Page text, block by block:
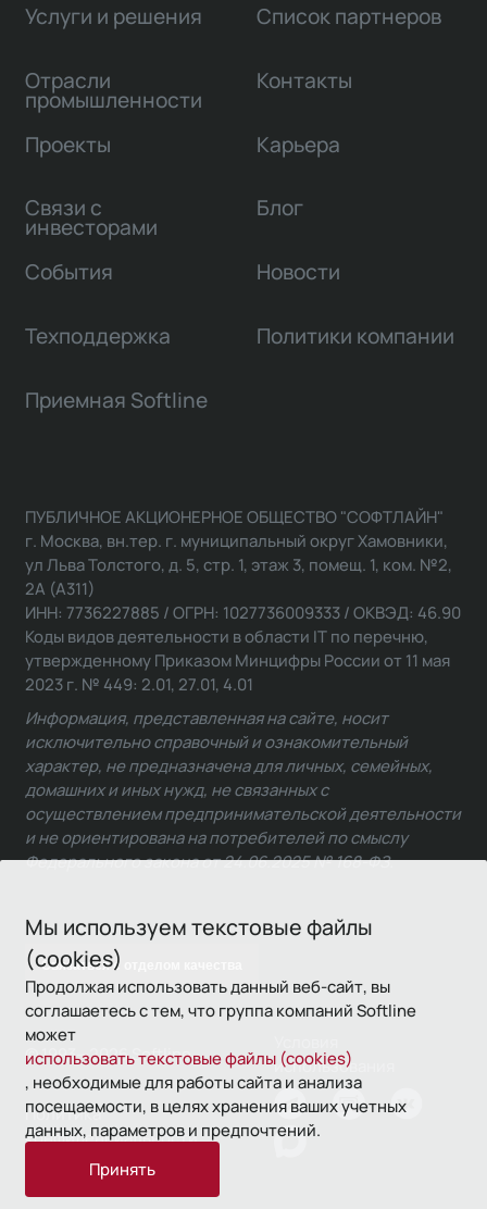
Мы используем текстовые файлы
(cookies)
Продолжая использовать данный веб-сайт, вы
соглашаетесь с тем, что группа компаний Softline
может
использовать текстовые файлы (cookies)
, необходимые для работы сайта и анализа
посещаемости, в целях хранения ваших учетных
данных, параметров и предпочтений.
Принять
Услуги и решения
Отрасли
промышленности
Проекты
Связи с
инвесторами
Список партнеров
Контакты
Карьера
Блог
События Новости
Техподдержка Политики компании
Приемная Softline
Связаться с отделом качества
ПУБЛИЧНОЕ АКЦИОНЕРНОЕ ОБЩЕСТВО "СОФТЛАЙН"
г. Москва, вн.тер. г. муниципальный округ Хамовники,
ул Льва Толстого, д. 5, стр. 1, этаж 3, помещ. 1, ком. №2,
2А (А311)
ИНН: 7736227885 / ОГРН: 1027736009333 / ОКВЭД: 46.90
Коды видов деятельности в области IT по перечню,
утвержденному Приказом Минцифры России от 11 мая
2023 г. № 449: 2.01, 27.01, 4.01
Информация, представленная на сайте, носит
исключительно справочный и ознакомительный
характер, не предназначена для личных, семейных,
домашних и иных нужд, не связанных с
осуществлением предпринимательской деятельности
и не ориентирована на потребителей по смыслу
Федерального закона от 24.06.2025 № 168-ФЗ.
© 1993—2026 Softline
использования
Политика
конфиденциальности